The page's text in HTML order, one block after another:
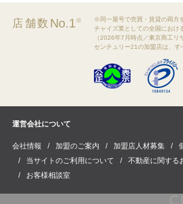
店舗数 No.1※
※同一屋号で売買・賃貸の両方
チャイズ業としての全国におけ
（2026年7月時点／東京商工リ
センチュリー21の加盟店は、す
運営会社について
会社情報 加盟のご案内 加盟店人材募集
当サイトのご利用について
不動産に関する
お客様相談室